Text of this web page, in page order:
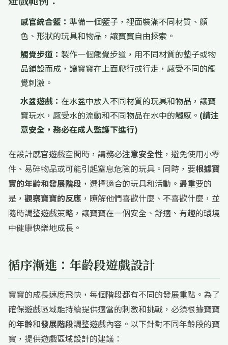
感官統合籃： 準備一個籃子，裡面裝滿不同材質、顏
色、形狀的玩具和物品，讓寶寶自由探索。
觸覺步道： 製作一個觸覺步道，用不同材質的墊子或物
品鋪設而成，讓寶寶在上面爬行或行走，感受不同的觸
覺刺激。
水盆遊戲： 在水盆中放入不同材質的玩具和物品，讓寶
寶玩水，感受水的流動和不同物品在水中的觸感。 (請注
意安全，務必在成人監護下進行)
在設計感官遊戲空間時，請務必注意安全性 ，避免使用小零
件、易碎物品或可能引起窒息危險的玩具。同時，要根據寶
寶的年齡和發展階段 ，選擇適合的玩具和活動。最重要的
是， 觀察寶寶的反應 ，瞭解他們喜歡什麼、不喜歡什麼，並
隨時調整遊戲策略，讓寶寶在一個安全、舒適、有趣的環境
中健康快樂地成長。
循序漸進：年齡段遊戲設計
寶寶的成長速度飛快，每個階段都有不同的發展重點。為了
確保遊戲區域能持續提供適當的刺激和挑戰，必須根據寶寶
的年齡和發展階段調整遊戲內容。以下針對不同年齡段的寶
寶，提供遊戲區域設計的建議：